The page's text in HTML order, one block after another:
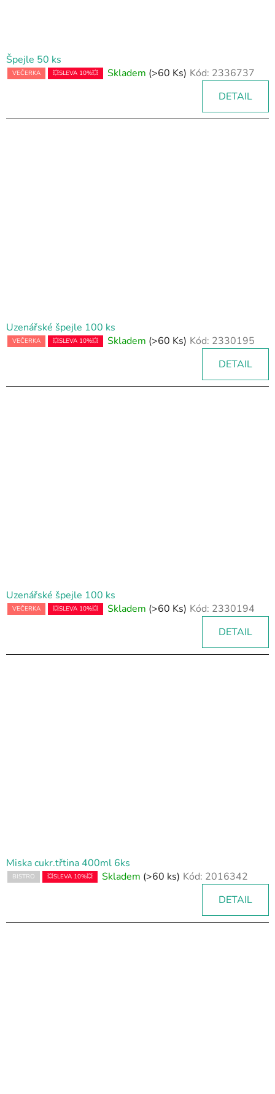
Špejle 50 ks
VEČERKA 💥SLEVA 10%💥 Skladem (>60 Ks) Kód: 2336737
DETAIL
Uzenářské špejle 100 ks
VEČERKA 💥SLEVA 10%💥 Skladem (>60 Ks) Kód: 2330195
DETAIL
Uzenářské špejle 100 ks
VEČERKA 💥SLEVA 10%💥 Skladem (>60 Ks) Kód: 2330194
DETAIL
Miska cukr.třtina 400ml 6ks
BISTRO 💥SLEVA 10%💥 Skladem (>60 ks) Kód: 2016342
DETAIL